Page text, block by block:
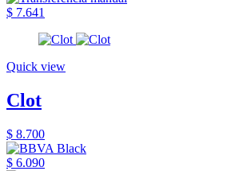
$ 7.641
Quick view
Clot
$ 8.700
$ 6.090